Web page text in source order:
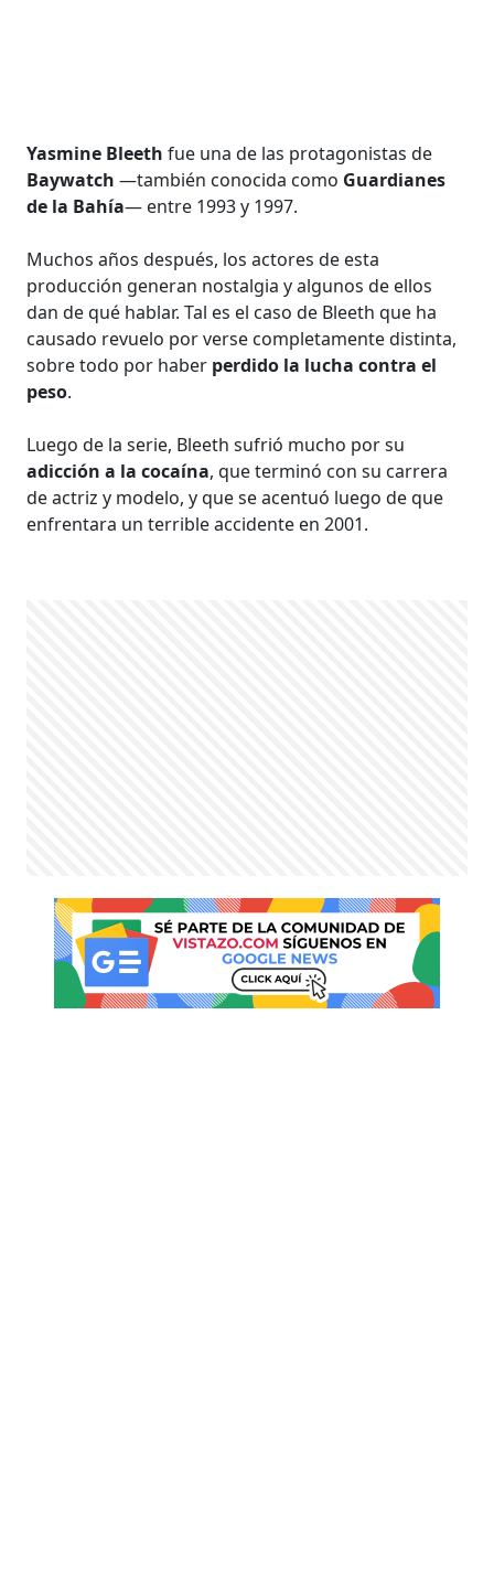
Yasmine Bleeth fue una de las protagonistas de
Baywatch —también conocida como Guardianes
de la Bahía— entre 1993 y 1997.
Muchos años después, los actores de esta
producción generan nostalgia y algunos de ellos
dan de qué hablar. Tal es el caso de Bleeth que ha
causado revuelo por verse completamente distinta,
sobre todo por haber perdido la lucha contra el
peso.
Luego de la serie, Bleeth sufrió mucho por su
adicción a la cocaína, que terminó con su carrera
de actriz y modelo, y que se acentuó luego de que
enfrentara un terrible accidente en 2001.